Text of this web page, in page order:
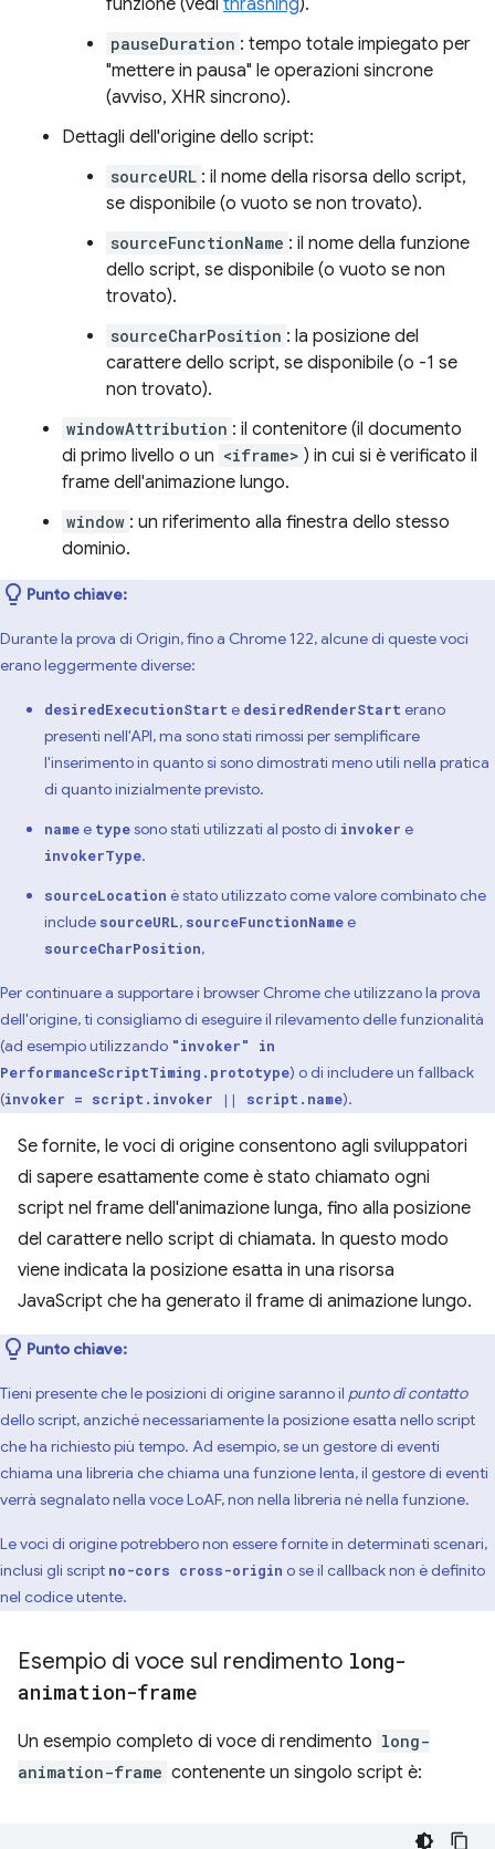
funzione (vedi thrashing).
pauseDuration : tempo totale impiegato per
"mettere in pausa" le operazioni sincrone
(avviso, XHR sincrono).
Dettagli dell'origine dello script:
sourceURL : il nome della risorsa dello script,
se disponibile (o vuoto se non trovato).
sourceFunctionName : il nome della funzione
dello script, se disponibile (o vuoto se non
trovato).
sourceCharPosition : la posizione del
carattere dello script, se disponibile (o -1 se
non trovato).
windowAttribution : il contenitore (il documento
di primo livello o un <iframe> ) in cui si è verificato il
frame dell'animazione lungo.
window : un riferimento alla finestra dello stesso
dominio.
Punto chiave:
Durante la prova di Origin, fino a Chrome 122, alcune di queste voci
erano leggermente diverse:
desiredExecutionStart e desiredRenderStart erano
presenti nell'API, ma sono stati rimossi per semplificare
l'inserimento in quanto si sono dimostrati meno utili nella pratica
di quanto inizialmente previsto.
namee typesono stati utilizzati al posto di invoker e
invokerType.
sourceLocation è stato utilizzato come valore combinato che
include sourceURL, sourceFunctionNamee
sourceCharPosition,
Per continuare a supportare i browser Chrome che utilizzano la prova
dell'origine, ti consigliamo di eseguire il rilevamento delle funzionalità
(ad esempio utilizzando "invoker" in
PerformanceScriptTiming.prototype) o di includere un fallback
(invoker = script.invoker || script.name).
Se fornite, le voci di origine consentono agli sviluppatori
di sapere esattamente come è stato chiamato ogni
script nel frame dell'animazione lunga, fino alla posizione
del carattere nello script di chiamata. In questo modo
viene indicata la posizione esatta in una risorsa
JavaScript che ha generato il frame di animazione lungo.
Punto chiave:
Tieni presente che le posizioni di origine saranno il punto di contatto
dello script, anziché necessariamente la posizione esatta nello script
che ha richiesto più tempo. Ad esempio, se un gestore di eventi
chiama una libreria che chiama una funzione lenta, il gestore di eventi
verrà segnalato nella voce LoAF, non nella libreria né nella funzione.
Le voci di origine potrebbero non essere fornite in determinati scenari,
inclusi gli script no-cors cross-origin o se il callback non è definito
nel codice utente.
Esempio di voce sul rendimento long-
animation-frame
Un esempio completo di voce di rendimento long-
animation-frame contenente un singolo script è: